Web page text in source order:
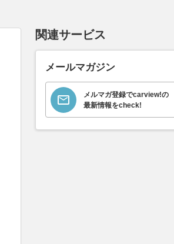
関連サービス
メールマガジン
メルマガ登録でcarview!の
最新情報をcheck!